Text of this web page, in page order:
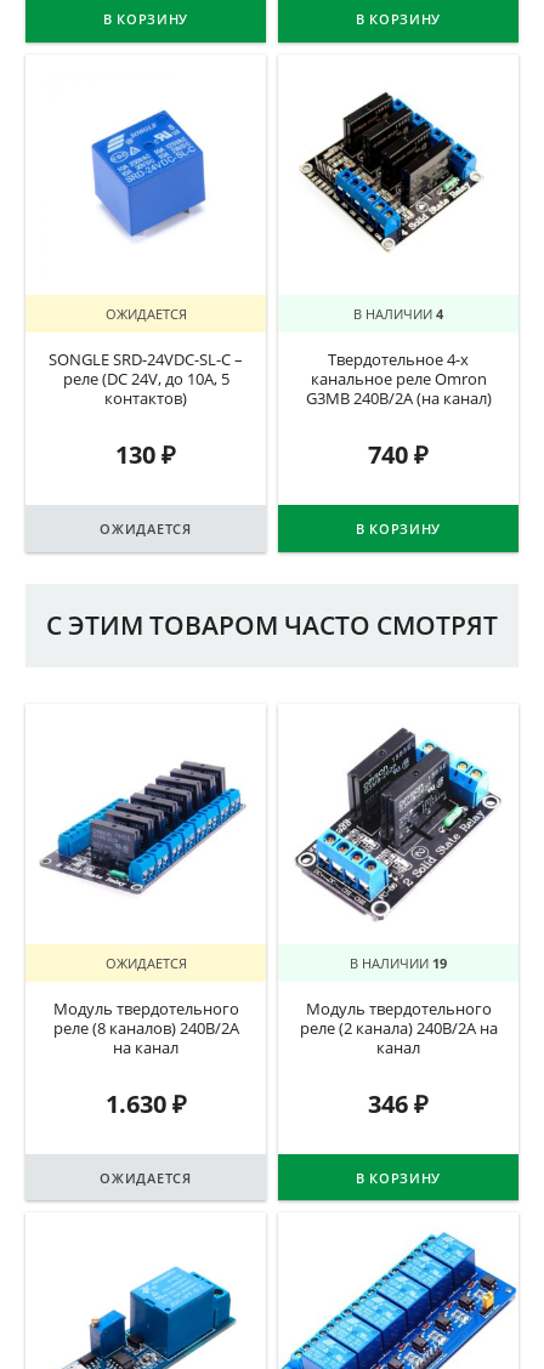
В КОРЗИНУ В КОРЗИНУ
ОЖИДАЕТСЯ
SONGLE SRD-24VDC-SL-C –
реле (DC 24V, до 10A, 5
контактов)
130₽
ОЖИДАЕТСЯ
В НАЛИЧИИ 4
Твердотельное 4-x
канальное реле Omron
G3MB 240В/2А (на канал)
740₽
В КОРЗИНУ
С ЭТИМ ТОВАРОМ ЧАСТО СМОТРЯТ
ОЖИДАЕТСЯ
Модуль твердотельного
реле (8 каналов) 240В/2А
на канал
1.630₽
ОЖИДАЕТСЯ
В НАЛИЧИИ 19
Модуль твердотельного
реле (2 канала) 240В/2А на
канал
346₽
В КОРЗИНУ